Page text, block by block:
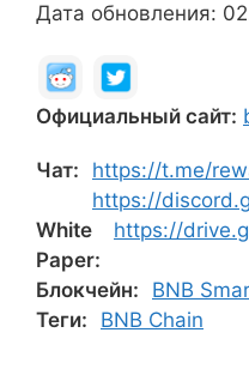
Дата обновления:
Официальный сайт:
Чат: https://t.me/
https://
White
Paper:
https://
Блокчейн:
BNB
Теги:
BNB Chain